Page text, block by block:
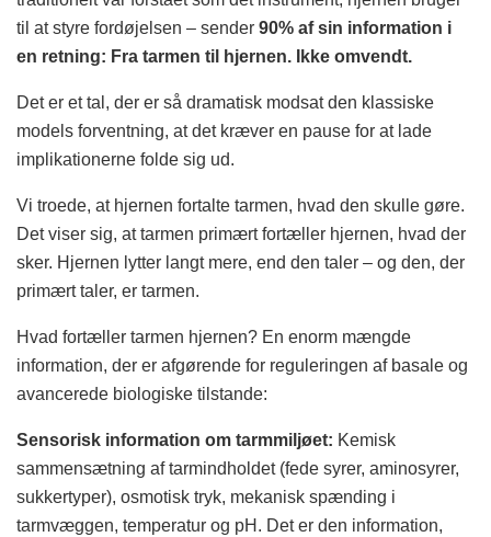
til at styre fordøjelsen – sender 90% af sin information i
en retning: Fra tarmen til hjernen. Ikke omvendt.
Det er et tal, der er så dramatisk modsat den klassiske
models forventning, at det kræver en pause for at lade
implikationerne folde sig ud.
Vi troede, at hjernen fortalte tarmen, hvad den skulle gøre.
Det viser sig, at tarmen primært fortæller hjernen, hvad der
sker. Hjernen lytter langt mere, end den taler – og den, der
primært taler, er tarmen.
Hvad fortæller tarmen hjernen? En enorm mængde
information, der er afgørende for reguleringen af basale og
avancerede biologiske tilstande:
Sensorisk information om tarmmiljøet: Kemisk
sammensætning af tarmindholdet (fede syrer, aminosyrer,
sukkertyper), osmotisk tryk, mekanisk spænding i
tarmvæggen, temperatur og pH. Det er den information,